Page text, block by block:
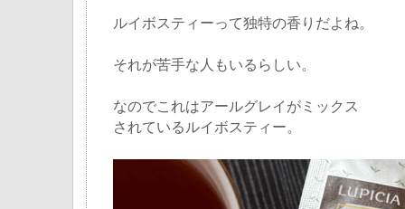
ルイボスティーって独特の香りだよね。
それが苦手な人もいるらしい。
なのでこれはアールグレイがミックス
されているルイボスティー。